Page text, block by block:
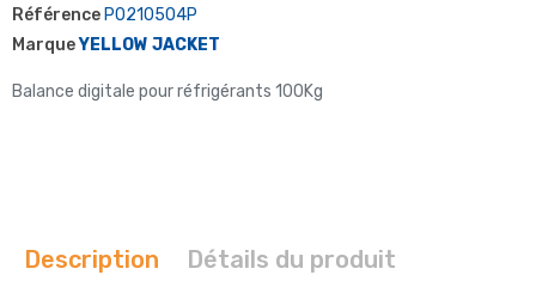
Référence P0210504P
MarqueYELLOW JACKET
Balance digitale pour réfrigérants 100Kg
Description Détails du produit